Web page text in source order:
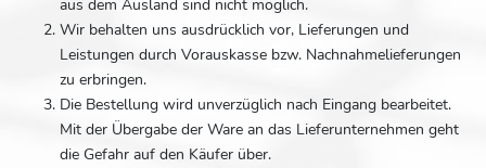
aus dem Ausland sind nicht möglich.
Wir behalten uns ausdrücklich vor, Lieferungen und
Leistungen durch Vorauskasse bzw. Nachnahmelieferungen
zu erbringen.
Die Bestellung wird unverzüglich nach Eingang bearbeitet.
Mit der Übergabe der Ware an das Lieferunternehmen geht
die Gefahr auf den Käufer über.